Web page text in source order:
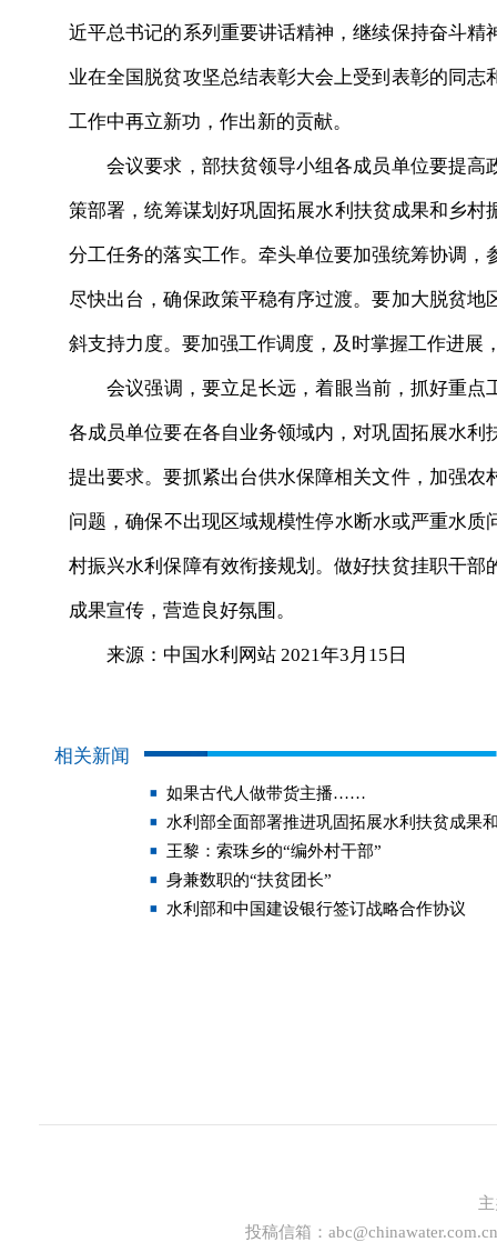
近平总书记的系列重要讲话精神，继续保持奋斗
业在全国脱贫攻坚总结表彰大会上受到表彰的同
工作中再立新功，作出新的贡献。
会议要求，部扶贫领导小组各成员单位要提高
策部署，统筹谋划好巩固拓展水利扶贫成果和乡
分工任务的落实工作。牵头单位要加强统筹协调
尽快出台，确保政策平稳有序过渡。要加大脱贫
斜支持力度。要加强工作调度，及时掌握工作进展
会议强调，要立足长远，着眼当前，抓好重点
各成员单位要在各自业务领域内，对巩固拓展水
提出要求。要抓紧出台供水保障相关文件，加强
问题，确保不出现区域规模性停水断水或严重水
村振兴水利保障有效衔接规划。做好扶贫挂职干
成果宣传，营造良好氛围。
来源：中国水利网站 2021年3月15日
相关新闻
如果古代人做带货主播……
水利部全面部署推进巩固拓展水利扶贫成果
王黎：索珠乡的“编外村干部”
身兼数职的“扶贫团长”
水利部和中国建设银行签订战略合作协议
投稿信箱： abc@chinawater.com.cn